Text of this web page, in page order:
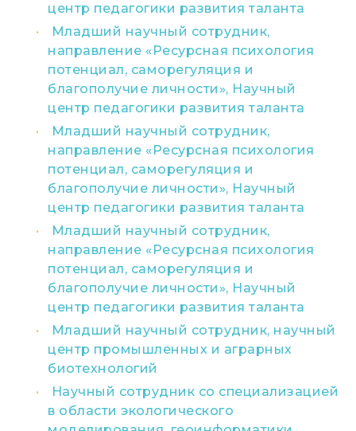
центр педагогики развития таланта
Младший научный сотрудник,
направление «Ресурсная психология
потенциал, саморегуляция и
благополучие личности», Научный
центр педагогики развития таланта
Младший научный сотрудник,
направление «Ресурсная психология
потенциал, саморегуляция и
благополучие личности», Научный
центр педагогики развития таланта
Младший научный сотрудник,
направление «Ресурсная психология
потенциал, саморегуляция и
благополучие личности», Научный
центр педагогики развития таланта
Младший научный сотрудник, научный
центр промышленных и аграрных
биотехнологий
Научный сотрудник со специализацией
в области экологического